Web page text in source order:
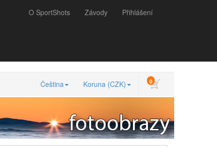
O SportShots Závody Přihlášení
0
Čeština Koruna (CZK)